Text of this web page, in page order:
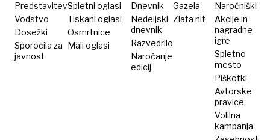
Predstavitev
Vodstvo
Dosežki
Sporočila za
javnost
Spletni oglasi
Tiskani oglasi
Osmrtnice
Mali oglasi
Dnevnik
Nedeljski
dnevnik
Razvedrilo
Naročanje
edicij
Gazela
Zlata nit
Naročniški
Akcije in
nagradne
igre
Spletno
mesto
Piškotki
Avtorske
pravice
Volilna
kampanja